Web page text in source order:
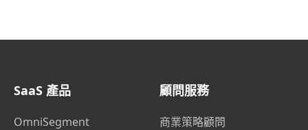
SaaS 產品
OmniSegment
顧問服務
商業策略顧問